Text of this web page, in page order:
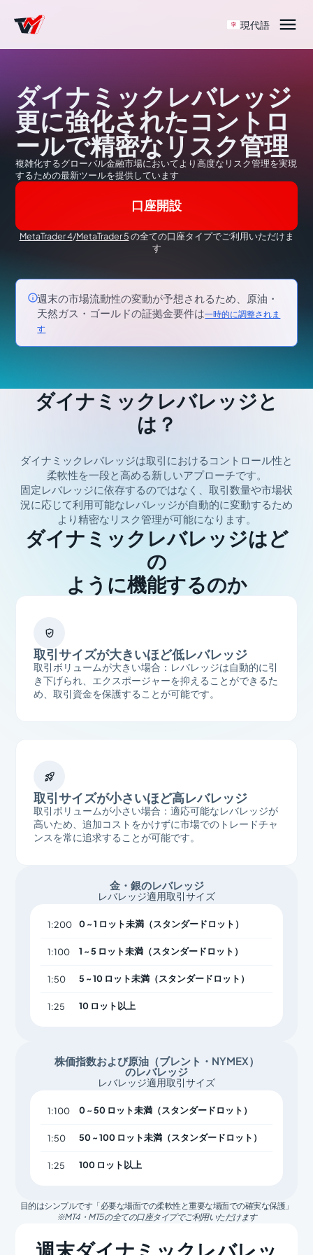
現代語 
ダイナミックレバレッジ
更に強化されたコントロ
ールで精密なリスク管理
複雑化するグローバル金融市場においてより高度なリスク管理を実現
するための最新ツールを提供しています
口座開設
MetaTrader 4/MetaTrader 5の全ての口座タイプでご利用いただけま
す
週末の市場流動性の変動が予想されるため、原油・
天然ガス・ゴールドの証拠金要件は一時的に調整されま
す
ダイナミックレバレッジと
は？
ダイナミックレバレッジは取引におけるコントロール性と
柔軟性を一段と高める新しいアプローチです。
固定レバレッジに依存するのではなく、取引数量や市場状
況に応じて利用可能なレバレッジが自動的に変動するため
より精密なリスク管理が可能になります。
ダイナミックレバレッジはど
の
ように機能するのか

取引サイズが大きいほど低レバレッジ
取引ボリュームが大きい場合：レバレッジは自動的に引
き下げられ、エクスポージャーを抑えることができるた
め、取引資金を保護することが可能です。

取引サイズが小さいほど高レバレッジ
取引ボリュームが小さい場合：適応可能なレバレッジが
高いため、追加コストをかけずに市場でのトレードチャ
ンスを常に追求することが可能です。
金・銀のレバレッジ
レバレッジ適用取引サイズ
1:200 0 ~ 1 ロット未満（スタンダードロット）
1:100 1 ~ 5 ロット未満（スタンダードロット）
1:50 5 ~ 10 ロット未満（スタンダードロット）
1:25 10 ロット以上
株価指数および原油（ブレント・NYMEX）
のレバレッジ
レバレッジ適用取引サイズ
1:100 0 ~ 50 ロット未満（スタンダードロット）
1:50 50 ~ 100 ロット未満（スタンダードロット）
1:25 100 ロット以上
目的はシンプルです「必要な場面での柔軟性と重要な場面での確実な保護」
※MT4・MT5 の全ての口座タイプでご利用いただけます
週末ダイナミックレバレッ